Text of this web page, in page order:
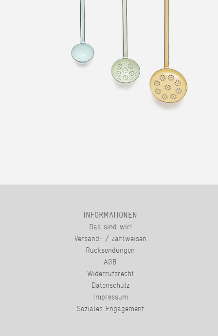
INFORMATIONEN
Das sind wir!
Versand- / Zahlweisen
Rücksendungen
AGB
Widerrufsrecht
Datenschutz
Impressum
Soziales Engagement